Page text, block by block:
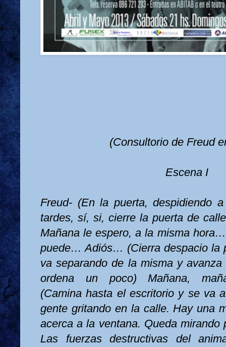
(Consultorio de Freud
Escena I
Freud- (En la puerta, despidiendo
tardes, sí, si, cierre la puerta de
Mañana le espero, a la misma
puede… Adiós… (Cierra despacio la
va separando de la misma y
ordena un poco) Mañana,
(Camina hasta el escritorio y se va
gente gritando en la calle. Hay una
acerca a la ventana. Queda mirando
Las fuerzas destructivas del